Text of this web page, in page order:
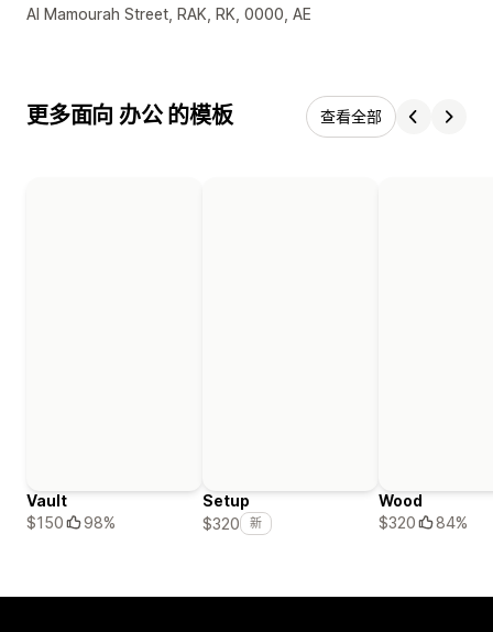
设计师联系方式
Al Mamourah Street, RAK, RK, 0000, AE
更多面向 办公 的模板 查看全部
Vault
$150
98%
Setup
$320
新
Wood
$320
84%